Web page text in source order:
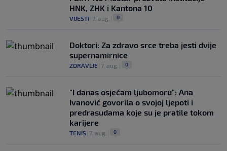
HNK, ZHK i Kantona 10
VIJESTI 7. aug. 0
Doktori: Za zdravo srce treba jesti dvije
supernamirnice
ZDRAVLJE 7. aug. 0
"I danas osjećam ljubomoru": Ana
Ivanović govorila o svojoj ljepoti i
predrasudama koje su je pratile tokom
karijere
TENIS 7. aug. 0